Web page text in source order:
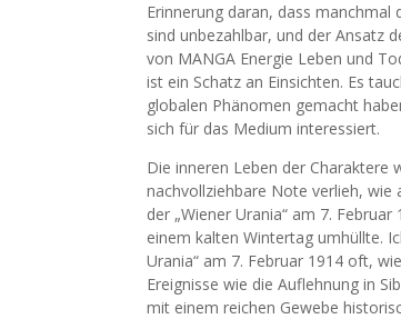
Erinnerung daran, dass manchmal
sind unbezahlbar, und der Ansatz
von MANGA Energie Leben und
ist ein Schatz an Einsichten. Es
globalen Phänomen gemacht
sich für das Medium interessiert.
Die inneren Leben der Charaktere
nachvollziehbare Note verlieh, wie
der „Wiener Urania“ am 7.
einem kalten Wintertag umhüllte.
Urania“ am 7. Februar 1914 oft,
Ereignisse wie die Auflehnung in
mit einem reichen Gewebe